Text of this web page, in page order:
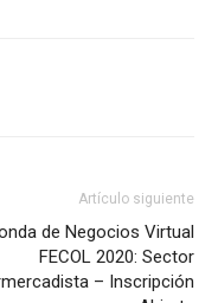
Artículo siguiente
de Negocios Virtual
FECOL 2020: Sector
– Inscripción